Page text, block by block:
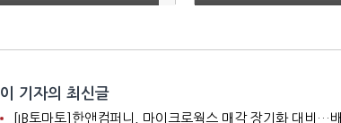
장 끊었다
이 기자의 최신글